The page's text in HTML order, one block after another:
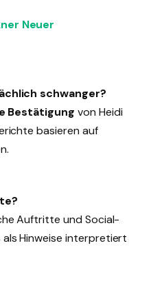
Neuer
schwanger?
Bestätigung von Heidi
basieren auf
Auftritte und Social-
Hinweise interpretiert